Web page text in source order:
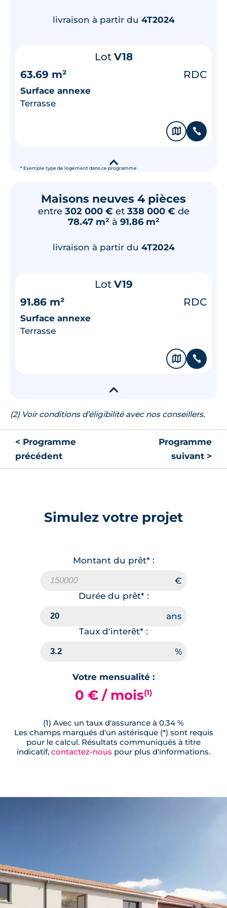
* Exemple type de logement dans ce programme
livraison à partir du 4T2024
Lot V18
63.69 m²
RDC
Surface annexe
Terrasse
🗞 📞
▾
Maisons neuves 4 pièces
entre 302 000 € et 338 000 € de
78.47 m² à 91.86 m²
livraison à partir du 4T2024
Lot V19
91.86 m²
RDC
Surface annexe
Terrasse
🗞 📞
▾
(2) Voir conditions d’éligibilité avec nos conseillers.
< Programme
précédent
Programme
suivant >
Simulez votre projet
Montant du prêt* :
Durée du prêt* :
Taux d'interêt* :
Votre mensualité :
0 € / mois(1)
(1) Avec un taux d'assurance à 0.34 %
Les champs marqués d'un astérisque (*) sont requis
pour le calcul. Résultats communiqués à titre
indicatif, contactez-nous pour plus d'informations.